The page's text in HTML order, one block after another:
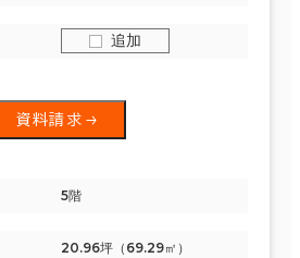
追加
資料請求
5階
20.96坪（69.29㎡）